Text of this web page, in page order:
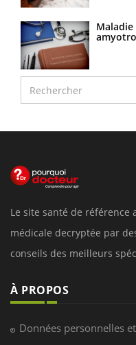
Le site santé de
médicale decryptée par
conseils des meilleurs
À PROPOS
Données personnelles